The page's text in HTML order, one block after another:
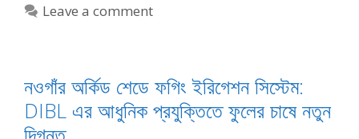
Leave a comment
নওগাঁর অর্কিড শেডে ফগিং ইরিগেশন সিস্টেম:
DIBL এর আধুনিক প্রযুক্তিতে ফুলের চাষে নতুন